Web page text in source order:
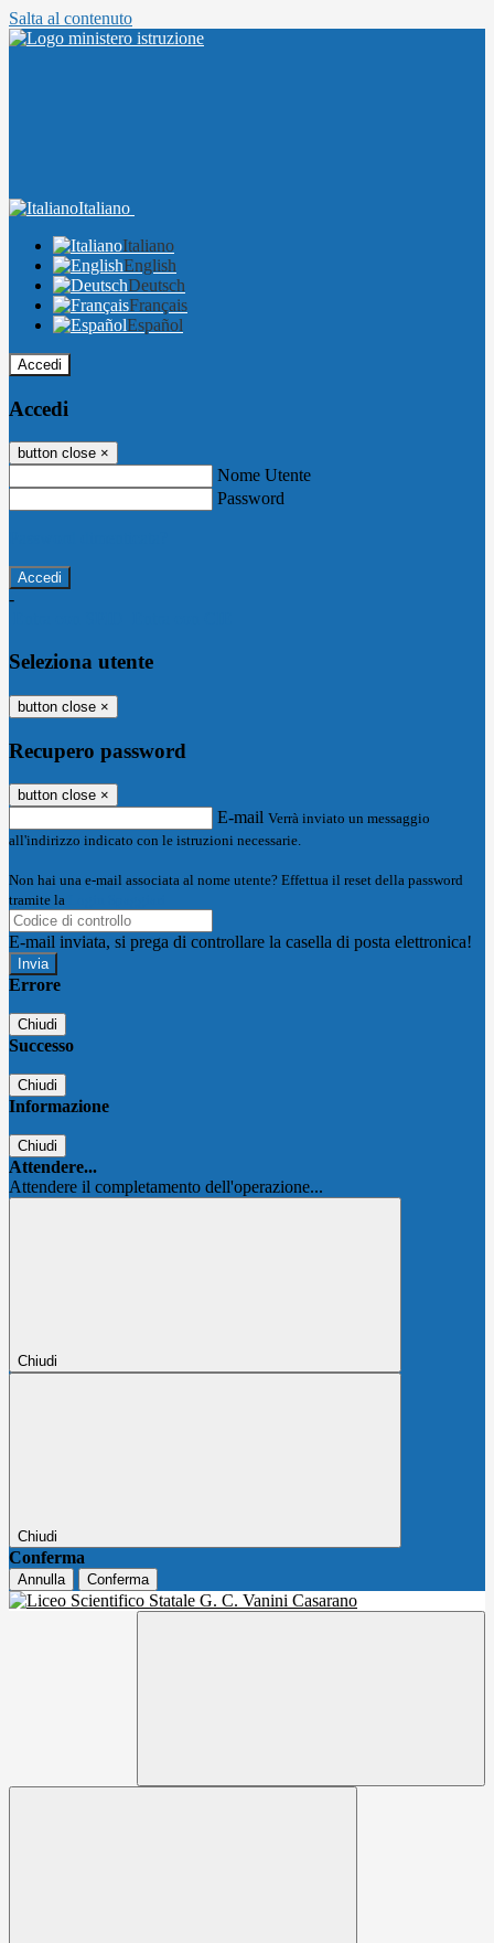
Salta al contenuto
Italiano
Italiano
English
Deutsch
Français
Español
Accedi
Accedi
button close ×
Nome Utente
Password
-
Seleziona utente
button close ×
Recupero password
button close ×
E-mail Verrà inviato un messaggio
all'indirizzo indicato con le istruzioni necessarie.
Non hai una e-mail associata al nome utente? Effettua il reset della password
tramite la
E-mail inviata, si prega di controllare la casella di posta elettronica!
Errore
Chiudi
Successo
Chiudi
Informazione
Chiudi
Attendere...
Attendere il completamento dell'operazione...
Chiudi
Chiudi
Conferma
Annulla Conferma